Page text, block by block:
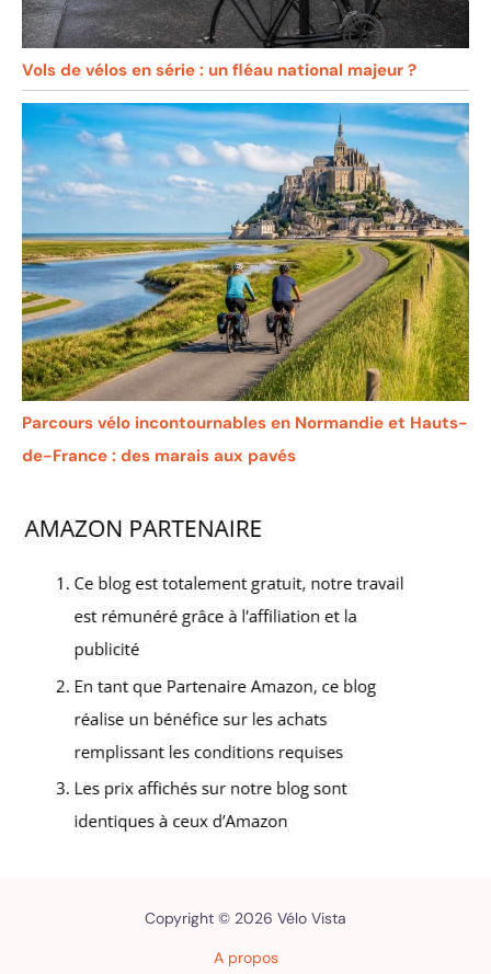
Vols de vélos en série : un fléau national majeur ?
Parcours vélo incontournables en Normandie et Hauts-
de-France : des marais aux pavés
Copyright © 2026 Vélo Vista
A propos